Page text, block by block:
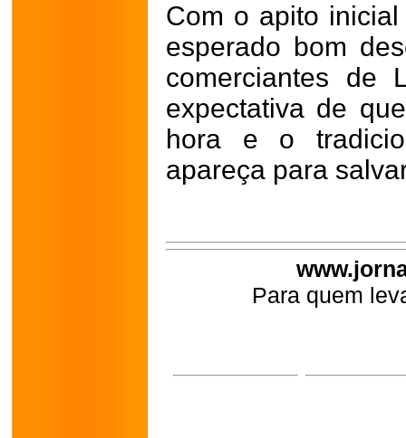
Com o apito
esperado bom
comerciantes de
expectativa de
hora e o
apareça para
Para quem